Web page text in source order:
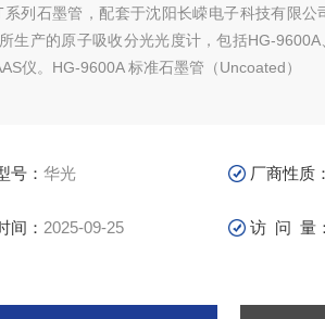
系列石墨管，配套于沈阳长嵘电子科技有限公
生产的原子吸收分光光度计，包括HG-
仪。HG-9600A 标准石墨管（Uncoated）
号：华光 厂商性质
间： 2025-09-25 访 问 量：